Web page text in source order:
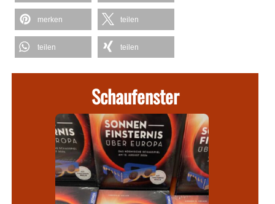
merken teilen
teilen teilen
Schaufenster